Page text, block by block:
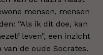
mensen, mensen
“Als ik dit doe, kan
leven”, een inzicht
de oude Socrates.